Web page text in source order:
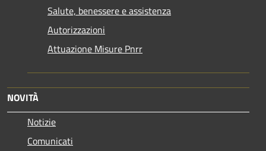
Salute, benessere e assistenza
Autorizzazioni
Attuazione Misure Pnrr
NOVITÀ
Notizie
Comunicati